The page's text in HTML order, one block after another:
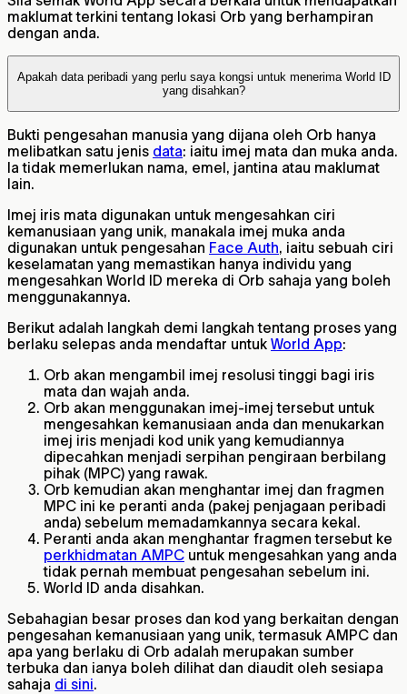
maklumat terkini tentang lokasi Orb yang berhampiran
dengan anda.
Apakah data peribadi yang perlu saya kongsi untuk menerima World ID
yang disahkan?
Bukti pengesahan manusia yang dijana oleh Orb hanya
melibatkan satu jenis data: iaitu imej mata dan muka anda.
Ia tidak memerlukan nama, emel, jantina atau maklumat
lain.
Imej iris mata digunakan untuk mengesahkan ciri
kemanusiaan yang unik, manakala imej muka anda
digunakan untuk pengesahan Face Auth, iaitu sebuah ciri
keselamatan yang memastikan hanya individu yang
mengesahkan World ID mereka di Orb sahaja yang boleh
menggunakannya.
Berikut adalah langkah demi langkah tentang proses yang
berlaku selepas anda mendaftar untuk World App:
Orb akan mengambil imej resolusi tinggi bagi iris
mata dan wajah anda.
Orb akan menggunakan imej-imej tersebut untuk
mengesahkan kemanusiaan anda dan menukarkan
imej iris menjadi kod unik yang kemudiannya
dipecahkan menjadi serpihan pengiraan berbilang
pihak (MPC) yang rawak.
Orb kemudian akan menghantar imej dan fragmen
MPC ini ke peranti anda (pakej penjagaan peribadi
anda) sebelum memadamkannya secara kekal.
Peranti anda akan menghantar fragmen tersebut ke
perkhidmatan AMPC untuk mengesahkan yang anda
tidak pernah membuat pengesahan sebelum ini.
World ID anda disahkan.
Sebahagian besar proses dan kod yang berkaitan dengan
pengesahan kemanusiaan yang unik, termasuk AMPC dan
apa yang berlaku di Orb adalah merupakan sumber
terbuka dan ianya boleh dilihat dan diaudit oleh sesiapa
sahaja di sini.